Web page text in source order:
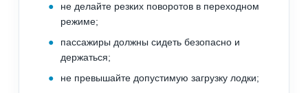
не делайте резких поворотов в переходном
режиме;
пассажиры должны сидеть безопасно и
держаться;
не превышайте допустимую загрузку лодки;